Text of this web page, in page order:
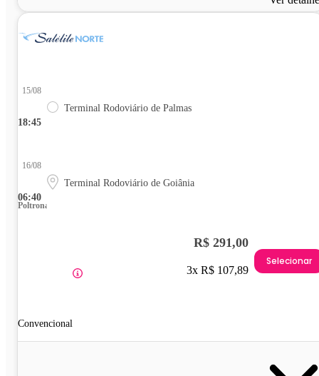
18:45
15/08
Terminal Rodoviário de Palmas
06:40
16/08
Terminal Rodoviário de Goiânia
Poltrona
Convencional
R$ 291,00
3x R$ 107,89
Selecionar